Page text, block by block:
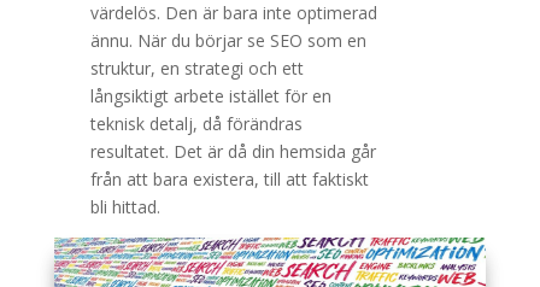
värdelös. Den är bara inte optimerad
ännu. När du börjar se SEO som en
struktur, en strategi och ett
långsiktigt arbete istället för en
teknisk detalj, då förändras
resultatet. Det är då din hemsida går
från att bara existera, till att faktiskt
bli hittad.